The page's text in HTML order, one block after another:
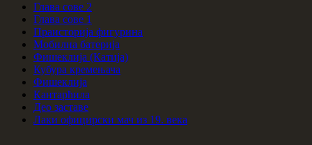
Глава сове 2
Глава сове 1
Праисторија фигурина
Мобилна батерија
Фишеклија (Катија)
Кубура кремењача
Фишеклија
Кантарћила
Део заставе
Лаки официрски мач из 19. века